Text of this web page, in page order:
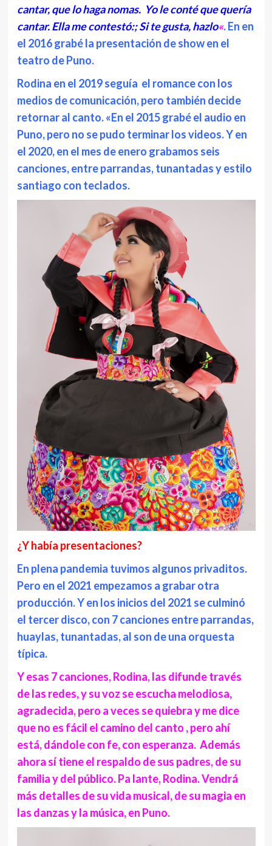
cantar, que lo haga nomas. Yo le conté que quería
cantar. Ella me contestó:; Si te gusta, hazlo«. En en
el 2016 grabé la presentación de show en el
teatro de Puno.
Rodina en el 2019 seguía el romance con los
medios de comunicación, pero también decide
retornar al canto. «En el 2015 grabé el audio en
Puno, pero no se pudo terminar los videos. Y en
el 2020, en el mes de enero grabamos seis
canciones, entre parrandas, tunantadas y estilo
santiago con teclados.
¿Y había presentaciones?
En plena pandemia tuvimos algunos privaditos.
Pero en el 2021 empezamos a grabar otra
producción. Y en los inicios del 2021 se culminó
el tercer disco, con 7 canciones entre parrandas,
huaylas, tunantadas, al son de una orquesta
típica.
Y esas 7 canciones, Rodina, las difunde través
de las redes, y su voz se escucha melodiosa,
agradecida, pero a veces se quiebra y me dice
que no es fácil el camino del canto , pero ahí
está, dándole con fe, con esperanza. Además
ahora sí tiene el respaldo de sus padres, de su
familia y del público. Pa lante, Rodina. Vendrá
más detalles de su vida musical, de su magia en
las danzas y la música, en Puno.